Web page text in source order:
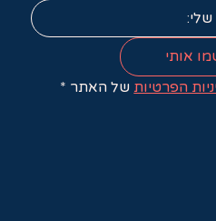
אותי
הפרטיות של האתר *